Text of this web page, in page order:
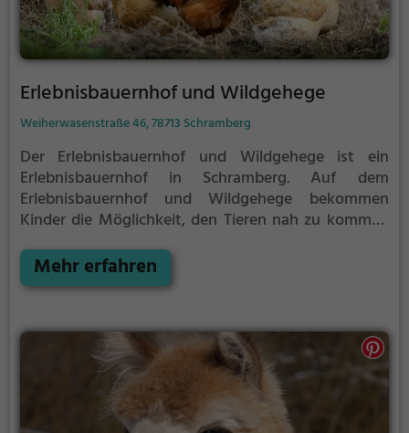
Erlebnisbauernhof und Wildgehege
Weiherwasenstraße 46, 78713 Schramberg
Der Erlebnisbauernhof und Wildgehege ist ein
Erlebnisbauernhof in Schramberg. Auf dem
Erlebnisbauernhof und Wildgehege bekommen
Kinder die Möglichkeit, den Tieren nah zu kommen
Haltung und das Leben auf dem Bauernhof zu
lernen.
Mehr erfahren